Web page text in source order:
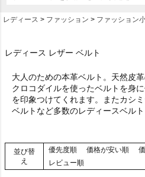
レディース ファッション ファッション
レディース レザー ベルト
大人のための本革ベルト。天然皮
クロコダイルを使ったベルトを身
を印象つけてくれます。またカシ
ベルトなど多数のレディースベルト
並び替
え
優先度順 価格が安い順
レビュー順